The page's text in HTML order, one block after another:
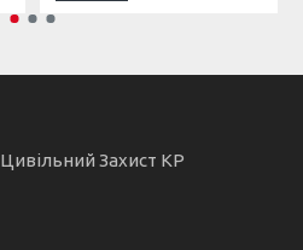
Цивільний Захист КР